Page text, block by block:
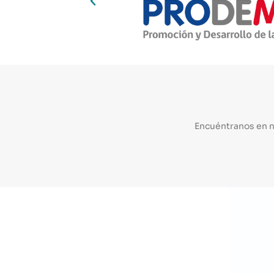
Encuéntranos en